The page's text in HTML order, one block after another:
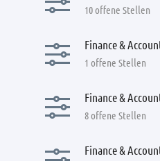
10 offene Stellen
Finance &
1 offene Stellen
Finance &
8 offene Stellen
Finance &